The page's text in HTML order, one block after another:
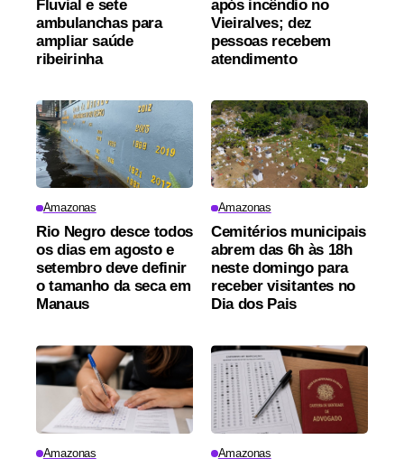
Fluvial e sete
ambulanchas para
ampliar saúde
ribeirinha
após incêndio no
Vieiralves; dez
pessoas recebem
atendimento
Amazonas
Rio Negro desce todos
os dias em agosto e
setembro deve definir
o tamanho da seca em
Manaus
Amazonas
Cemitérios municipais
abrem das 6h às 18h
neste domingo para
receber visitantes no
Dia dos Pais
Amazonas Amazonas